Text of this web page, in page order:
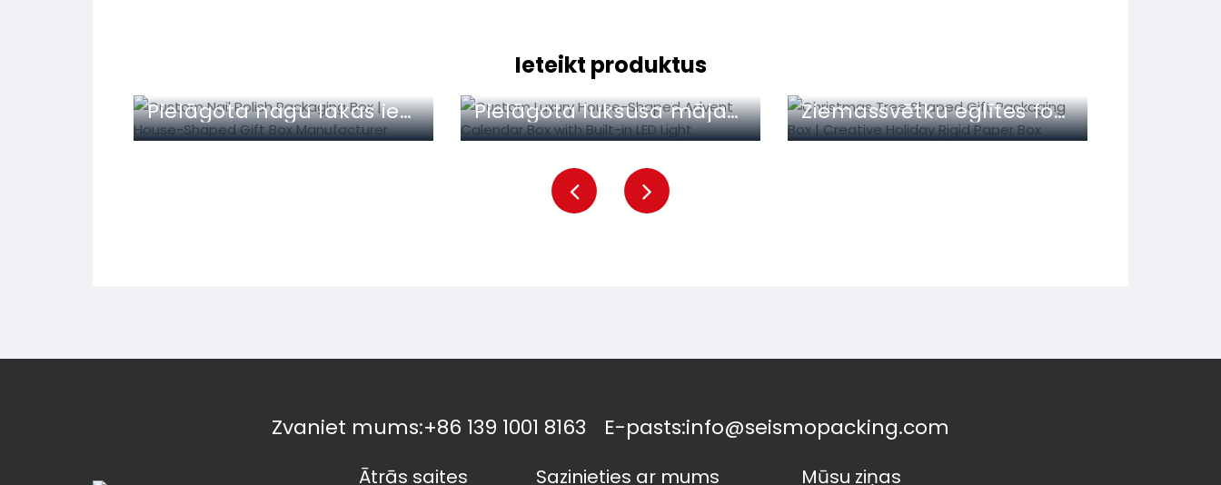
Ieteikt produktus
Pielāgota nagu lakas iepakojuma kaste | Mājas formas dāvanu kastītes ražotājs Pielāgota luksusa mājas formas Adventes kalendāra kaste ar iebūvētu LED gaismu Ziemassvētku eglītes formas dāvanu iepakojuma kastīte | Creative Holiday Rigid Paper Box
Zvaniet mums:+86 139 1001 8163 E-pasts:info@seismopacking.com
Ātrās saites Sazinieties ar mums Mūsu ziņas